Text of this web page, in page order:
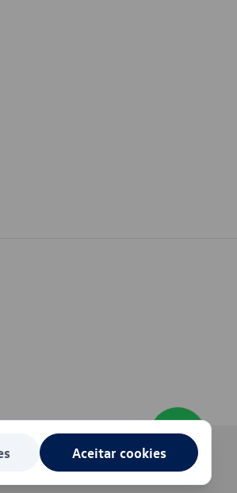
Aceitar cookies